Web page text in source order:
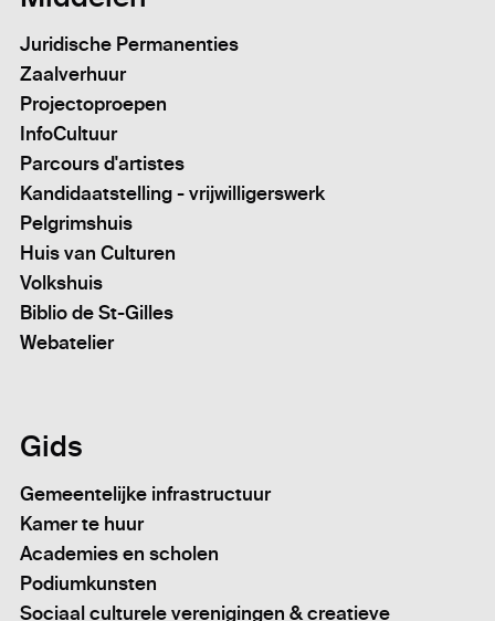
Juridische Permanenties
Zaalverhuur
Projectoproepen
InfoCultuur
Parcours d'artistes
Kandidaatstelling - vrijwilligerswerk
Pelgrimshuis
Huis van Culturen
Volkshuis
Biblio de St-Gilles
Webatelier
Gids
Gemeentelijke infrastructuur
Kamer te huur
Academies en scholen
Podiumkunsten
Sociaal culturele verenigingen & creatieve